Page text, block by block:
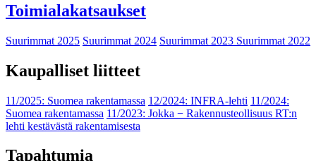
Toimialakatsaukset
Suurimmat 2025 Suurimmat 2024 Suurimmat 2023 Suurimmat 2022
Kaupalliset liitteet
11/2025: Suomea rakentamassa 12/2024: INFRA-lehti 11/2024:
Suomea rakentamassa 11/2023: Jokka − Rakennusteollisuus RT:n
lehti kestävästä rakentamisesta
Tapahtumia